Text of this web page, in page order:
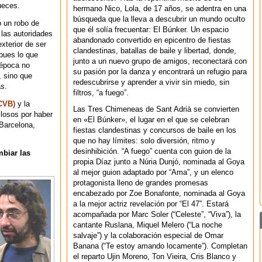
un robo de
autoridades
de ser
lo que
no
sino que
y la
por haber
las
hermano Nico, Lola, de 17 años, se adentra en una
búsqueda que la lleva a descubrir un mundo oculto
que él solía frecuentar: El Búnker. Un espacio
abandonado convertido en epicentro de fiestas
clandestinas, batallas de baile y libertad, donde,
junto a un nuevo grupo de amigos, reconectará con
su pasión por la danza y encontrará un refugio para
redescubrirse y aprender a vivir sin miedo, sin
filtros, “a fuego”.
Las Tres Chimeneas de Sant Adrià se convierten
en «El Búnker», el lugar en el que se celebran
fiestas clandestinas y concursos de baile en los
que no hay límites: solo diversión, ritmo y
desinhibición. “A fuego” cuenta con guion de la
propia Díaz junto a Núria Dunjó, nominada al Goya
al mejor guion adaptado por “Ama”, y un elenco
protagonista lleno de grandes promesas
encabezado por Zoe Bonafonte, nominada al Goya
a la mejor actriz revelación por “El 47”. Estará
acompañada por Marc Soler (“Celeste”, “Viva”), la
cantante Ruslana, Miquel Melero (“La noche
salvaje”) y la colaboración especial de Omar
Banana (“Te estoy amando locamente”). Completan
el reparto Ujin Moreno, Ton Vieira, Cris Blanco y